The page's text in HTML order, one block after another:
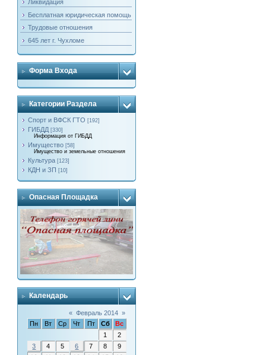
Ликвидация
Бесплатная юридическая помощь
Трудовые отношения
645 лет г. Чухломе
Форма Входа
Категории Раздела
Спорт и ВФСК ГТО [192]
ГИБДД [330]
Информация от ГИБДД
Имущество [58]
Имущество и земельные отношения
Культура [123]
КДН и ЗП [10]
Опасная Площадка
Календарь
« Февраль 2014 »
Пн
Вт Ср Чт Пт Сб
Вс
1
2
3
4 5 6 7 8
9